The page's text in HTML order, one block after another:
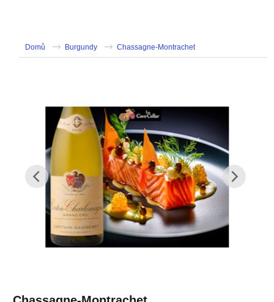
Domů Burgundy Chassagne-Montrachet